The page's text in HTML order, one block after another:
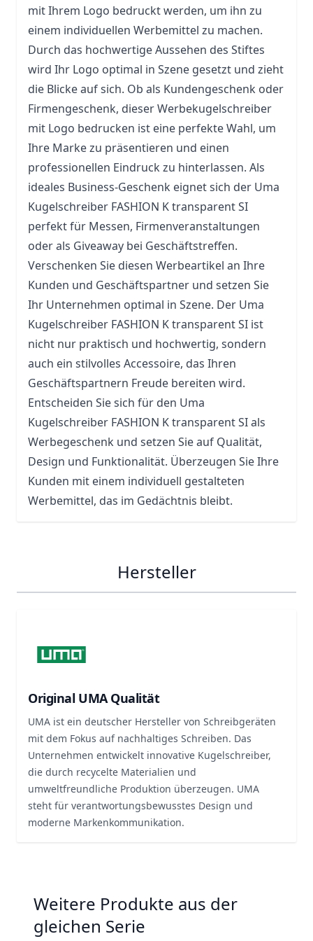
mit Ihrem Logo bedruckt werden, um ihn zu
einem individuellen Werbemittel zu machen.
Durch das hochwertige Aussehen des Stiftes
wird Ihr Logo optimal in Szene gesetzt und zieht
die Blicke auf sich. Ob als Kundengeschenk oder
Firmengeschenk, dieser Werbekugelschreiber
mit Logo bedrucken ist eine perfekte Wahl, um
Ihre Marke zu präsentieren und einen
professionellen Eindruck zu hinterlassen. Als
ideales Business-Geschenk eignet sich der Uma
Kugelschreiber FASHION K transparent SI
perfekt für Messen, Firmenveranstaltungen
oder als Giveaway bei Geschäftstreffen.
Verschenken Sie diesen Werbeartikel an Ihre
Kunden und Geschäftspartner und setzen Sie
Ihr Unternehmen optimal in Szene. Der Uma
Kugelschreiber FASHION K transparent SI ist
nicht nur praktisch und hochwertig, sondern
auch ein stilvolles Accessoire, das Ihren
Geschäftspartnern Freude bereiten wird.
Entscheiden Sie sich für den Uma
Kugelschreiber FASHION K transparent SI als
Werbegeschenk und setzen Sie auf Qualität,
Design und Funktionalität. Überzeugen Sie Ihre
Kunden mit einem individuell gestalteten
Werbemittel, das im Gedächtnis bleibt.
Hersteller
Original UMA Qualität
UMA ist ein deutscher Hersteller von Schreibgeräten
mit dem Fokus auf nachhaltiges Schreiben. Das
Unternehmen entwickelt innovative Kugelschreiber,
die durch recycelte Materialien und
umweltfreundliche Produktion überzeugen. UMA
steht für verantwortungsbewusstes Design und
moderne Markenkommunikation.
Weitere Produkte aus der
gleichen Serie